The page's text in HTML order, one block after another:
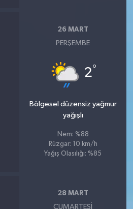
26 MART
PERŞEMBE
2°
Bölgesel düzensiz yağmur
yağışlı
Nem: %88
Rüzgar: 10 km/h
Yağış Olasılığı: %85
28 MART
CUMARTESI